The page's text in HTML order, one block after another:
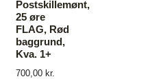
Postskillemønt,
25 øre
FLAG, Rød
baggrund,
Kva. 1+
700,00 kr.